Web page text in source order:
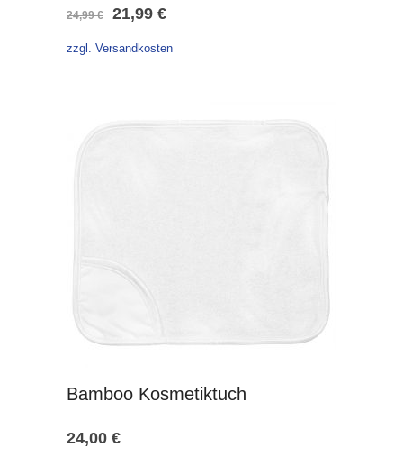
24,99€
Ursprünglicher
Preis
21,99 €Aktueller
Preis
zzgl. Versandkosten
Bamboo Kosmetiktuch
24,00 €